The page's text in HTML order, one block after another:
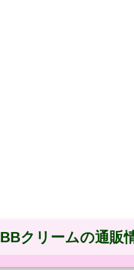
BBクリームの通販